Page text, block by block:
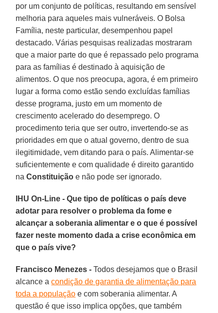
por um conjunto de políticas, resultando em sensível
melhoria para aqueles mais vulneráveis. O Bolsa
Família, neste particular, desempenhou papel
destacado. Várias pesquisas realizadas mostraram
que a maior parte do que é repassado pelo programa
para as famílias é destinado à aquisição de
alimentos. O que nos preocupa, agora, é em primeiro
lugar a forma como estão sendo excluídas famílias
desse programa, justo em um momento de
crescimento acelerado do desemprego. O
procedimento teria que ser outro, invertendo-se as
prioridades em que o atual governo, dentro de sua
ilegitimidade, vem ditando para o país. Alimentar-se
suficientemente e com qualidade é direito garantido
naConstituição e não pode ser ignorado.
IHU On-Line - Que tipo de políticas o país deve
adotar para resolver o problema da fome e
alcançar a soberania alimentar e o que é possível
fazer neste momento dada a crise econômica em
que o país vive?
Francisco Menezes - Todos desejamos que o Brasil
alcance acondição de garantia de alimentação para
toda a população e com soberania alimentar. A
questão é que isso implica opções, que também